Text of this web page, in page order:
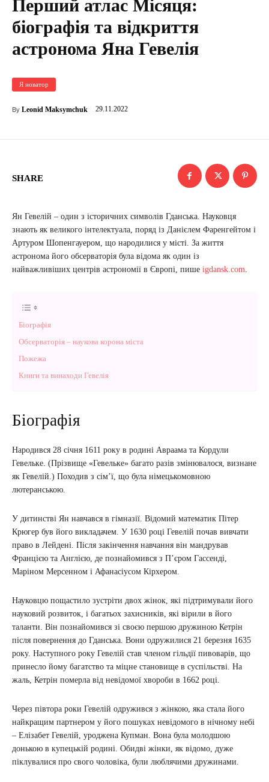
Перший атлас Місяця:
біографія та відкриття
астронома Яна Гевелія
Я новатор
By Leonid Maksymchuk 29.11.2022
SHARE
Ян Гевелій – один з історичних символів Гданська. Науковця
знають як великого інтелектуала, поряд із Данієлем Фаренгейтом і
Артуром Шопенгауером, що народилися у місті. За життя
астронома його обсерваторія була відома як один із
найважливіших центрів астрономії в Європі, пише igdansk.com.
Біографія
Обсерваторія – наукова корона міста
Пожежа
Книги та винаходи Гевелія
Біографія
Народився 28 січня 1611 року в родині Авраама та Кордули
Гевельке. (Прізвище «Гевельке» багато разів змінювалося, визнане
як Гевелій.) Походив з сім’ї, що була німецькомовною
лютеранською.
У дитинстві Ян навчався в гімназії. Відомий математик Пітер
Крюгер був його викладачем. У 1630 році Гевелій почав вивчати
право в Лейдені. Після закінчення навчання він мандрував
Францією та Англією, де познайомився з П’єром Гассенді,
Маріном Мерсенном і Афанасіусом Кірхером.
Науковцю пощастило зустріти двох жінок, які підтримували його
науковий розвиток, і багатьох захисників, які вірили в його
таланти. Він познайомився зі своєю першою дружиною Кетрін
після повернення до Гданська. Вони одружилися 21 березня 1635
року. Наступного року Гевелій став членом гільдії пивоварів, що
принесло йому багатство та міцне становище в суспільстві. На
жаль, Кетрін померла від невідомої хвороби в 1662 році.
Через півтора роки Гевелій одружився з жінкою, яка стала його
найкращим партнером у його пошуках невідомого в нічному небі
– Елізабет Гевелій, уроджена Купман. Вона була молодшою
донькою в купецькій родині. Обидві жінки, як відомо, дуже
піклувалися про свого чоловіка, були люблячими дружинами.